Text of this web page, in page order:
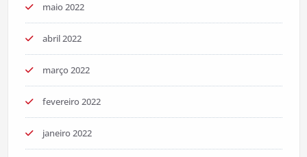
maio 2022
abril 2022
março 2022
fevereiro 2022
janeiro 2022